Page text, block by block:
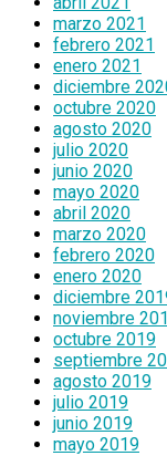
marzo 2021
febrero 2021
enero 2021
diciembre
octubre 2020
agosto 2020
julio 2020
junio 2020
mayo 2020
abril 2020
marzo 2020
febrero 2020
enero 2020
diciembre
noviembre
octubre 2019
septiembre
agosto 2019
julio 2019
junio 2019
mayo 2019